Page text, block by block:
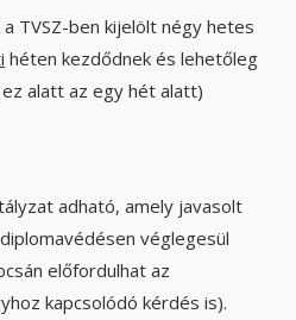
TVSZ-ben kijelölt négy hetes
héten kezdődnek és lehetőleg
alatt az egy hét alatt)
adható, amely javasolt
véglegesül
előfordulhat az
kapcsolódó kérdés is).